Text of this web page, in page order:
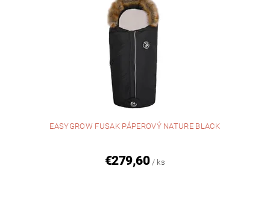
EASYGROW FUSAK PÁPEROVÝ NATURE BLACK
€279,60 / ks